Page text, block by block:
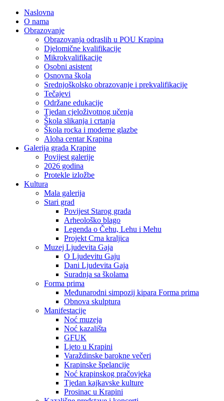
Naslovna
O nama
Obrazovanje
Obrazovanja odraslih u POU Krapina
Djelomične kvalifikacije
Mikrokvalifikacije
Osobni asistent
Osnovna škola
Srednjoškolsko obrazovanje i prekvalifikacije
Tečajevi
Održane edukacije
Tjedan cjeloživotnog učenja
Škola slikanja i crtanja
Škola rocka i moderne glazbe
Aloha centar Krapina
Galerija grada Krapine
Povijest galerije
2026 godina
Protekle izložbe
Kultura
Mala galerija
Stari grad
Povijest Starog grada
Arheološko blago
Legenda o Čehu, Lehu i Mehu
Projekt Crna kraljica
Muzej Ljudevita Gaja
O Ljudevitu Gaju
Dani Ljudevita Gaja
Suradnja sa školama
Forma prima
Međunarodni simpozij kipara Forma prima
Obnova skulptura
Manifestacije
Noć muzeja
Noć kazališta
GFUK
Ljeto u Krapini
Varaždinske barokne večeri
Krapinske špelancije
Noć krapinskog pračovjeka
Tjedan kajkavske kulture
Prosinac u Krapini